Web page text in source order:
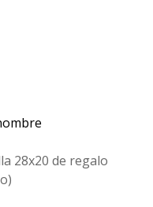
28x20 de regalo